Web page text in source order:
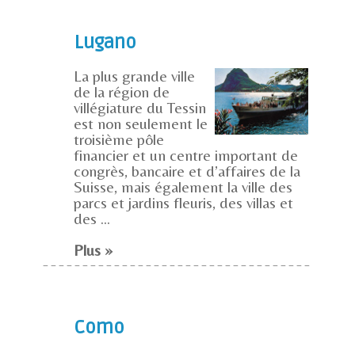
Lugano
La plus grande ville
de la région de
villégiature du Tessin
est non seulement le
troisième pôle
financier et un centre important de
congrès, bancaire et d’affaires de la
Suisse, mais également la ville des
parcs et jardins fleuris, des villas et
des ...
Plus »
Como